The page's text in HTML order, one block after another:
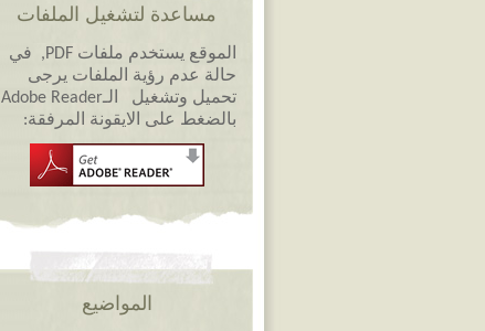
مساعدة لتشغيل الملفات
الموقع يستخدم ملفات PDF, في
حالة عدم رؤية الملفات يرجى
تحميل وتشغيل الـAdobe Reader
بالضغط على الايقونة المرفقة:
المواضيع